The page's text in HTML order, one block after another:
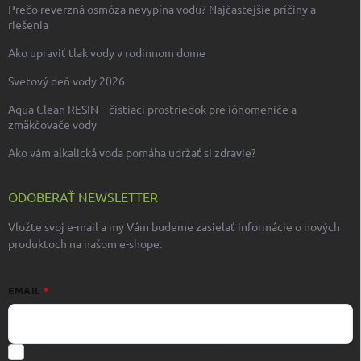
Prečo reverzná osmóza nevypína vodu? Najčastejšie príčiny a
riešenia
Ako upraviť tlak vody v rodinnom dome
Svetový deň vody 2026
Aqua Clean RESIN – čistiaci prostriedok pre iónomeniče a
zmäkčovače vody
Ako vám alkalická voda pomáha udržať si zdravie?
ODOBERAŤ NEWSLETTER
Vložte svoj e-mail a my Vám budeme zasielať informácie o nových
produktoch na našom e-shope.
EMAIL